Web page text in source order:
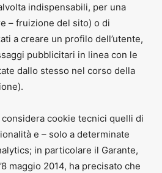
indispensabili, per una
– fruizione del sito) o di
a creare un profilo dell’utente,
pubblicitari in linea con le
dallo stesso nel corso della
cookie tecnici quelli di
e – solo a determinate
in particolare il Garante,
maggio 2014, ha precisato che